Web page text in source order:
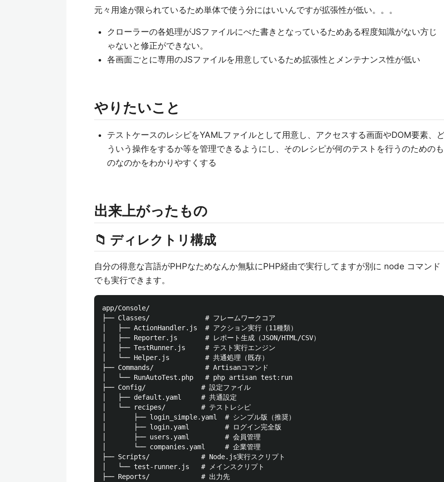
元々用途が限られているため単体で使う分にはいいんですが拡張性が低い。。。
クローラーの各処理がJSファイルにべた書きとなっているためある程度知識がない方じ
ゃないと修正ができない。
各画面ごとに専用のJSファイルを用意しているため拡張性とメンテナンス性が低い
やりたいこと
テストケースのレシピをYAMLファイルとして用意し、アクセスする画面やDOM要素、
ういう操作をするか等を管理できるようにし、そのレシピが何のテストを行うのためのも
のなのかをわかりやすくする
出来上がったもの
📁 ディレクトリ構成
自分の得意な言語がPHPなためなんか無駄にPHP経由で実行してますが別に node コマンド
でも実行できます。
app/Console/
├── Classes/              # フレームワークコア
│   ├── ActionHandler.js  # アクション実行（11種類）
│   ├── Reporter.js       # レポート生成（JSON/HTML/CSV）
│   ├── TestRunner.js     # テスト実行エンジン
│   └── Helper.js         # 共通処理（既存）
├── Commands/             # Artisanコマンド
│   └── RunAutoTest.php   # php artisan test:run
├── Config/              # 設定ファイル
│   ├── default.yaml     # 共通設定
│   └── recipes/         # テストレシピ
│       ├── login_simple.yaml  # シンプル版（推奨）
│       ├── login.yaml         # ログイン完全版
│       ├── users.yaml         # 会員管理
│       └── companies.yaml     # 企業管理
├── Scripts/             # Node.js実行スクリプト
│   └── test-runner.js   # メインスクリプト
├── Reports/             # 出力先